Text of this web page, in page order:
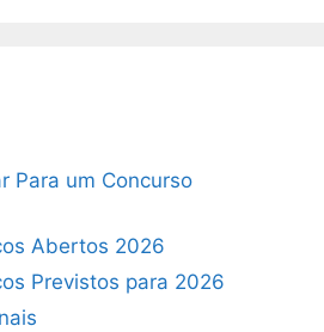
Para um Concurso
Abertos 2026
Previstos para 2026